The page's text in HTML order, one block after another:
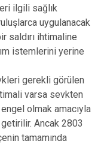
ilgili sağlık
uygulanacak
saldırı ihtimaline
istemlerini yerine
gerekli görülen
varsa sevkten
olmak amacıyla
Ancak 2803
tamamında